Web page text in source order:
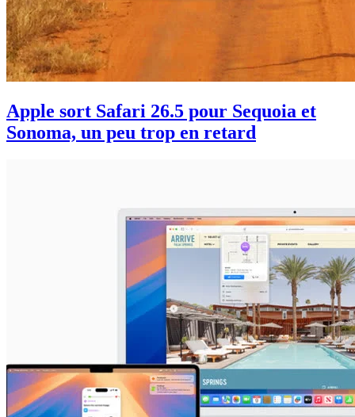
Apple sort Safari 26.5 pour Sequoia et
Sonoma, un peu trop en retard